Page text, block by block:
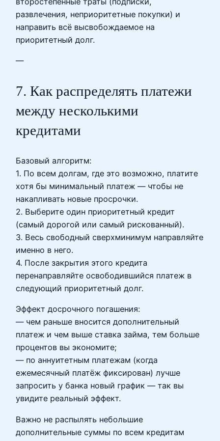
развлечения, неприоритетные покупки) и
направить всё высвобождаемое на
приоритетный долг.
—
7. Как распределять платежи
между несколькими
кредитами
Базовый алгоритм:
1. По всем долгам, где это возможно, платите
хотя бы минимальный платеж — чтобы не
накапливать новые просрочки.
2. Выберите один приоритетный кредит
(самый дорогой или самый рискованный).
3. Весь свободный сверхминимум направляйте
именно в него.
4. После закрытия этого кредита
перенаправляйте освободившийся платеж в
следующий приоритетный долг.
Эффект досрочного погашения:
— чем раньше вносится дополнительный
платеж и чем выше ставка займа, тем больше
процентов вы экономите;
— по аннуитетным платежам (когда
ежемесячный платёж фиксирован) лучше
запросить у банка новый график — так вы
увидите реальный эффект.
Важно не распылять небольшие
дополнительные суммы по всем кредитам